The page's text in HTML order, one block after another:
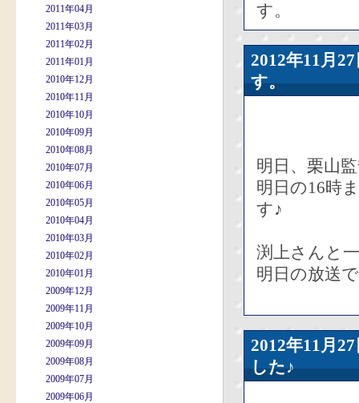
2011年04月
2011年03月
2011年02月
2011年01月
2010年12月
2010年11月
2010年10月
2010年09月
2010年08月
2010年07月
2010年06月
2010年05月
2010年04月
2010年03月
2010年02月
2010年01月
2009年12月
2009年11月
2009年10月
2009年09月
2009年08月
2009年07月
2009年06月
す。
2012年11
す。
明日、栗山
明日の16時
す♪
渕上さんと
明日の放送
2012年11
した♪